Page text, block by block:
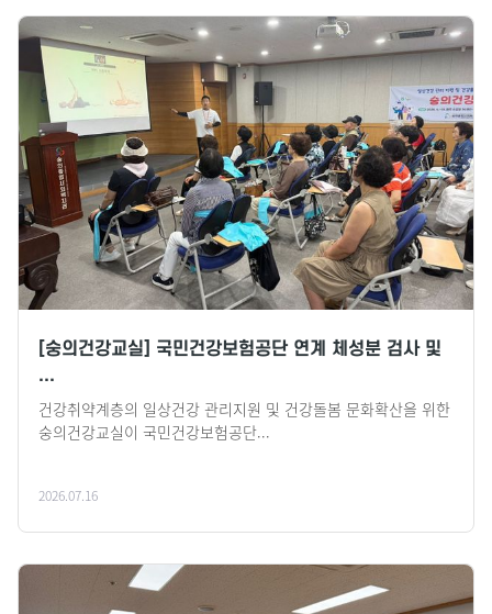
[숭의건강교실] 국민건강보험공단 연계 체성분 검사 및
...
건강취약계층의 일상건강 관리지원 및 건강돌봄 문화확산을 위한
숭의건강교실이 국민건강보험공단...
2026.07.16